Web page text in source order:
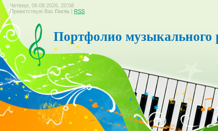
Четверг, 06.08.2026, 20:58
Приветствую Вас Гость | RSS
Портфолио музыкального